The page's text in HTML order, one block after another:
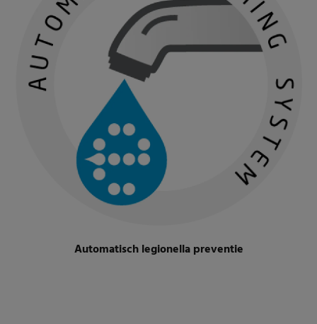
Automatisch legionella preventie